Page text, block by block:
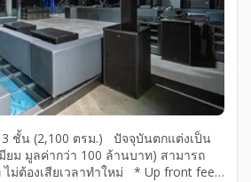
3 ชั้น (2,100 ตรม.) ปัจจุบันตกแต่งเป็น
ยม มูลค่ากว่า 100 ล้านบาท) สามารถ
ม่ต้องเสียเวลาทำใหม่ * Up front fee: